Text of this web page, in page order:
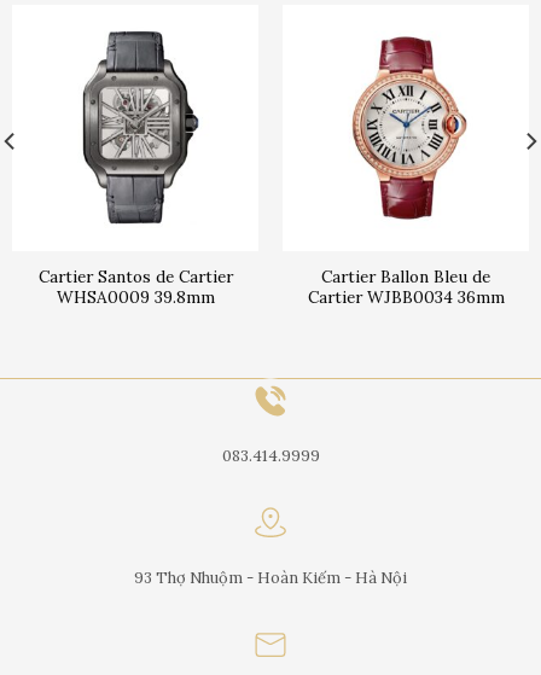
Cartier Santos de Cartier
WHSA0009 39.8mm
Cartier Ballon Bleu de
Cartier WJBB0034 36mm
083.414.9999
93 Thợ Nhuộm - Hoàn Kiếm - Hà Nội